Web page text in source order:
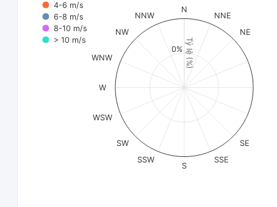
Tỷ lệ (%)
4-6 m/s
6-8 m/s
8-10 m/s
> 10 m/s
N
NNE
NE
SE
SSE
S
SSW
SW
WSW
W
WNW
NW
NNW
0%